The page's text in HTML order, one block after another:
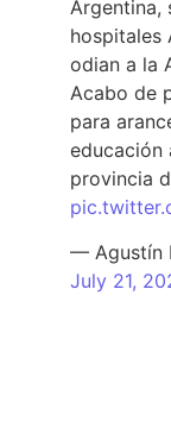
Argentina,
hospitales
odian a la
Acabo de
para
educación
provincia
— Agustín
July 21,